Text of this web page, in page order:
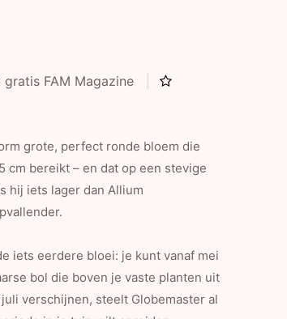
gratis FAM Magazine
grote, perfect ronde bloem die
cm bereikt – en dat op een stevige
hij iets lager dan Allium
iets eerdere bloei: je kunt vanaf mei
bol die boven je vaste planten uit
verschijnen, steelt Globemaster al